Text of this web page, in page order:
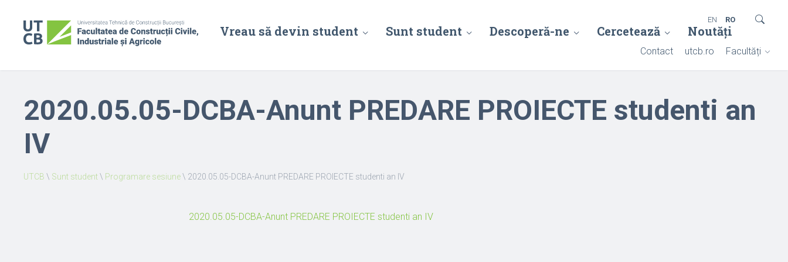
Vreau să devin student Sunt student Descoperă-ne Cercetează Noutăți
Contact utcb.ro Facultăți
EN RO
2020.05.05-DCBA-Anunt PREDARE PROIECTE studenti an
IV
UTCB \ Sunt student\ Programare sesiune\ 2020.05.05-DCBA-Anunt PREDARE PROIECTE studenti an IV
2020.05.05-DCBA-Anunt PREDARE PROIECTE studenti an IV